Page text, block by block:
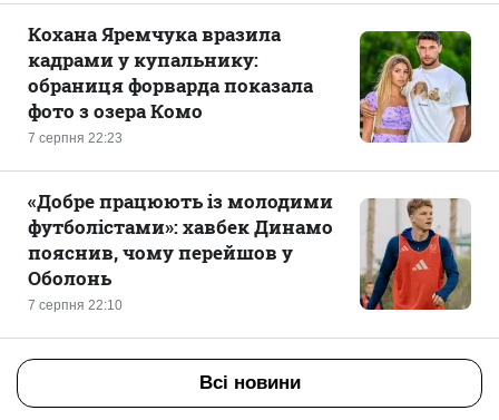
7 серпня 22:23
Кохана Яремчука вразила
кадрами у купальнику:
обраниця форварда показала
фото з озера Комо
7 серпня 22:10
«Добре працюють із молодими
футболістами»: хавбек Динамо
пояснив, чому перейшов у
Оболонь
Всі новини